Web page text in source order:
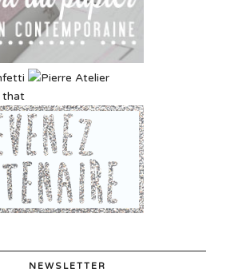
NEWSLETTER